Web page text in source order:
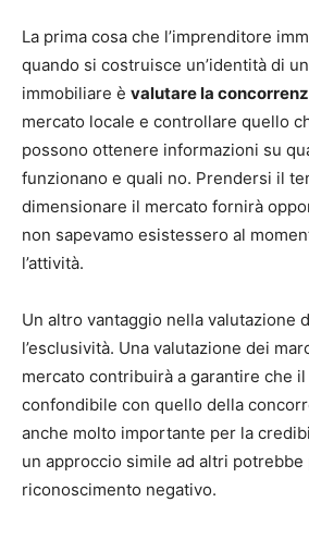
La prima cosa che l’imprenditore
quando si costruisce un’identità di
immobiliare è valutare la
mercato locale e controllare quello
possono ottenere informazioni su
funzionano e quali no. Prendersi il
dimensionare il mercato fornirà
non sapevamo esistessero al
l’attività.
Un altro vantaggio nella valutazione
l’esclusività. Una valutazione dei
mercato contribuirà a garantire che
confondibile con quello della
anche molto importante per la
un approccio simile ad altri potrebbe
riconoscimento negativo.